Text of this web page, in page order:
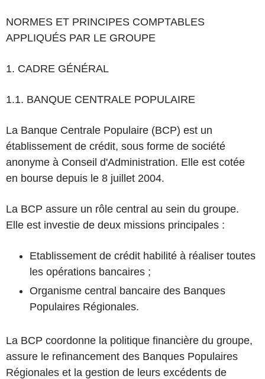
NORMES ET PRINCIPES COMPTABLES
APPLIQUÉS PAR LE GROUPE
1. CADRE GÉNÉRAL
1.1. BANQUE CENTRALE POPULAIRE
La Banque Centrale Populaire (BCP) est un
établissement de crédit, sous forme de société
anonyme à Conseil d'Administration. Elle est cotée
en bourse depuis le 8 juillet 2004.
La BCP assure un rôle central au sein du groupe.
Elle est investie de deux missions principales :
Etablissement de crédit habilité à réaliser toutes
les opérations bancaires ;
Organisme central bancaire des Banques
Populaires Régionales.
La BCP coordonne la politique financière du groupe,
assure le refinancement des Banques Populaires
Régionales et la gestion de leurs excédents de